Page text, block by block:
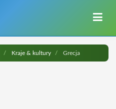
Kraje & kultury Grecja